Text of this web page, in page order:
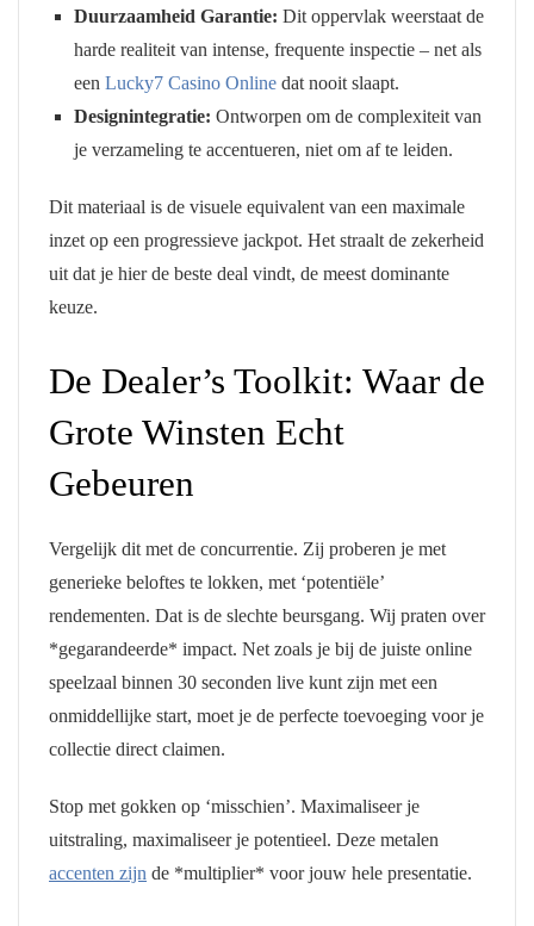
Duurzaamheid Garantie: Dit oppervlak weerstaat de
harde realiteit van intense, frequente inspectie – net als
een Lucky7 Casino Onlinedat nooit slaapt.
Designintegratie: Ontworpen om de complexiteit van
je verzameling te accentueren, niet om af te leiden.
Dit materiaal is de visuele equivalent van een maximale
inzet op een progressieve jackpot. Het straalt de zekerheid
uit dat je hier de beste deal vindt, de meest dominante
keuze.
De Dealer’s Toolkit: Waar de
Grote Winsten Echt
Gebeuren
Vergelijk dit met de concurrentie. Zij proberen je met
generieke beloftes te lokken, met ‘potentiële’
rendementen. Dat is de slechte beursgang. Wij praten over
*gegarandeerde* impact. Net zoals je bij de juiste online
speelzaal binnen 30 seconden live kunt zijn met een
onmiddellijke start, moet je de perfecte toevoeging voor je
collectie direct claimen.
Stop met gokken op ‘misschien’. Maximaliseer je
uitstraling, maximaliseer je potentieel. Deze metalen
accenten zijn de *multiplier* voor jouw hele presentatie.